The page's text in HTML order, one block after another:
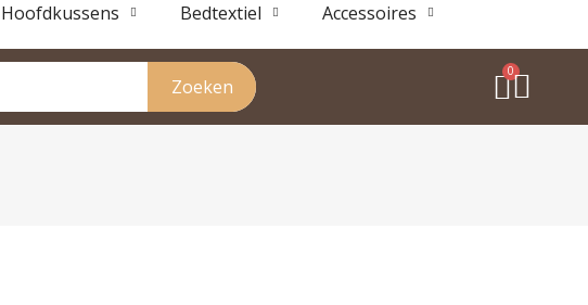
Hoofdkussens Bedtextiel Accessoires
Zoeken